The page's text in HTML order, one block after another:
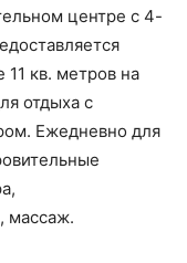
центре с 4-
кв. метров на
отдыха с
Ежедневно для
массаж.